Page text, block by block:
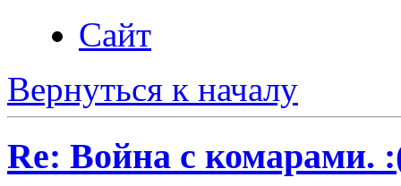
Сайт
Вернуться к началу
Re: Война с комарами.